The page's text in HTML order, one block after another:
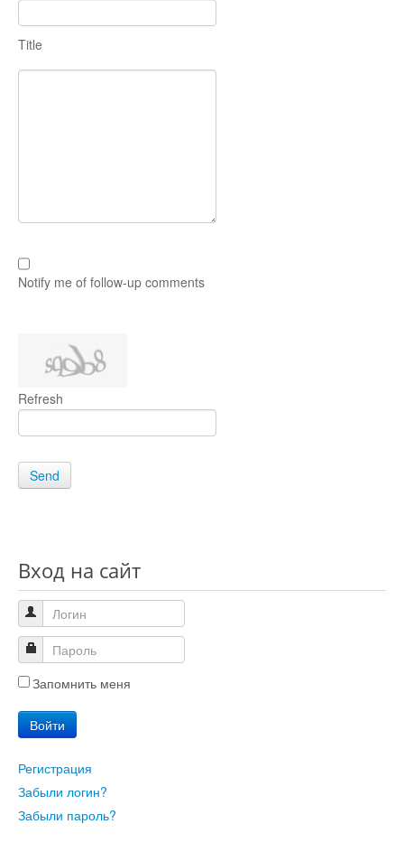
Title
Notify me of follow-up comments
Refresh
Send
Вход на сайт
Запомнить меня
Войти
Регистрация
Забыли логин?
Забыли пароль?